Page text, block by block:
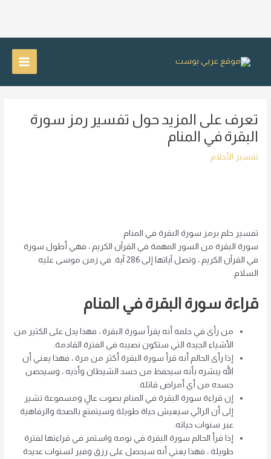
Main
تعرف على المزيد حول تفسير رمز سورة
البقرة في المنام
تفسير الأحلام
تفسير حلم برمز سورة البقرة في المنام
سورة البقرة من السور المهمة في القرآن الكريم ، فهي أطول سورة
في القرآن الكريم ، وتصل آياتها إلى 286 آية. في زمن موسى عليه
السلام.
قراءة سورة البقرة في المنام
من رأى في حلمه أنه يقرأ سورة البقرة ، فهذا يدل على الكثير من
الأشياء الجيدة التي ستكون نصيبه في الفترة القادمة.
إذا رأى الحالم أنه قرأ سورة البقرة أكثر من مرة ، فهذا يعني أن
الله يبشره بأنه سيحفظ من حسد الشيطان وأذيه ، وسيحصن
جسده من أي أمراض قاتلة.
إن قراءة سورة البقرة في المنام بصوت عالٍ ومسموعة تشير
إلى أن الرائي سيعيش حياة طويلة وسيتمتع بالصحة والرفاهية
عبر سنوات حياته.
إذا قرأ الحالم سورة البقرة في نومه واستمر في قراءتها لفترة
طويلة ، فهذا يعني أنه سيحصل على رزق وفير لسنوات عديدة